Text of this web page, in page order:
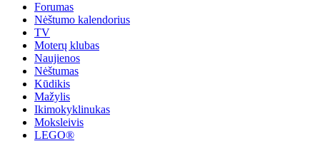
Forumas
Nėštumo kalendorius
TV
Moterų klubas
Naujienos
Nėštumas
Kūdikis
Mažylis
Ikimokyklinukas
Moksleivis
LEGO®